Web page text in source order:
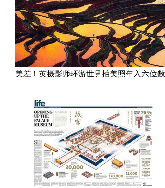
美差！英摄影师环游世界拍美照年入六位数